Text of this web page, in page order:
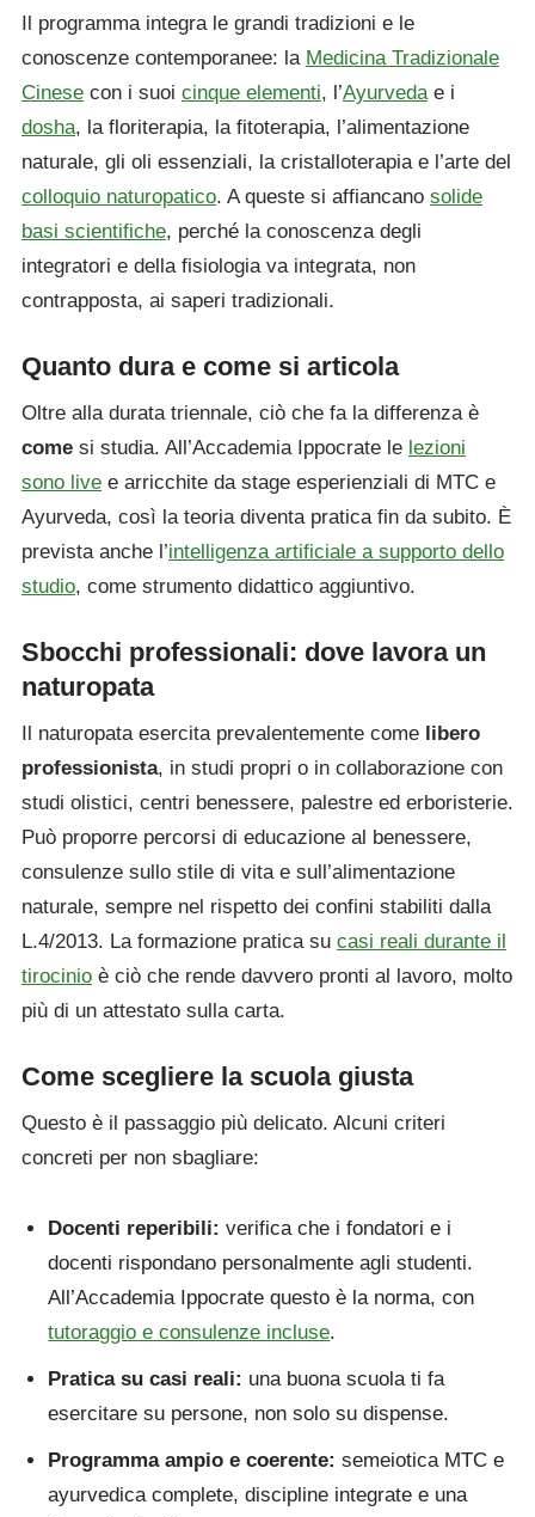
Il programma integra le grandi tradizioni e le
conoscenze contemporanee: la Medicina Tradizionale
Cinese con i suoi cinque elementi, l’Ayurveda e i
dosha, la floriterapia, la fitoterapia, l’alimentazione
naturale, gli oli essenziali, la cristalloterapia e l’arte del
colloquio naturopatico. A queste si affiancano solide
basi scientifiche, perché la conoscenza degli
integratori e della fisiologia va integrata, non
contrapposta, ai saperi tradizionali.
Quanto dura e come si articola
Oltre alla durata triennale, ciò che fa la differenza è
come si studia. All’Accademia Ippocrate le lezioni
sono live e arricchite da stage esperienziali di MTC e
Ayurveda, così la teoria diventa pratica fin da subito. È
prevista anche l’intelligenza artificiale a supporto dello
studio, come strumento didattico aggiuntivo.
Sbocchi professionali: dove lavora un
naturopata
Il naturopata esercita prevalentemente come libero
professionista, in studi propri o in collaborazione con
studi olistici, centri benessere, palestre ed erboristerie.
Può proporre percorsi di educazione al benessere,
consulenze sullo stile di vita e sull’alimentazione
naturale, sempre nel rispetto dei confini stabiliti dalla
L.4/2013. La formazione pratica su casi reali durante il
tirocinio è ciò che rende davvero pronti al lavoro, molto
più di un attestato sulla carta.
Come scegliere la scuola giusta
Questo è il passaggio più delicato. Alcuni criteri
concreti per non sbagliare:
Docenti reperibili: verifica che i fondatori e i
docenti rispondano personalmente agli studenti.
All’Accademia Ippocrate questo è la norma, con
tutoraggio e consulenze incluse.
Pratica su casi reali: una buona scuola ti fa
esercitare su persone, non solo su dispense.
Programma ampio e coerente: semeiotica MTC e
ayurvedica complete, discipline integrate e una